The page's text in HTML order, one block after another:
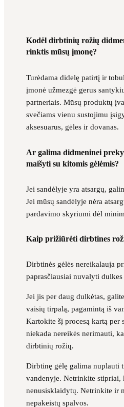
Kodėl dirbtinių rožių
rinktis mūsų įmonę?
Turėdama didelę patirtį ir
įmonė užmezgė gerus
partneriais. Mūsų produktų
svečiams vienu sustojimu
aksesuarus, gėles ir dovanas.
Ar galima didmeninei
maišyti su kitomis gėlėmis?
Jei sandėlyje yra atsargų,
Jei mūsų sandėlyje nėra
pardavimo skyriumi dėl
Kaip prižiūrėti dirbtines
Dirbtinės gėlės nereikalauja
paprasčiausiai nuvalyti dulkes
Jei jis per daug dulkėtas,
vaisių tirpalą, pagamintą iš
Kartokite šį procesą kartą per
niekada nereikės nerimauti,
dirbtinių rožių.
Dirbtinę gėlę galima nuplauti
vandenyje. Netrinkite stipriai,
nenusisklaidytų. Netrinkite ir
nepakeistų spalvos.